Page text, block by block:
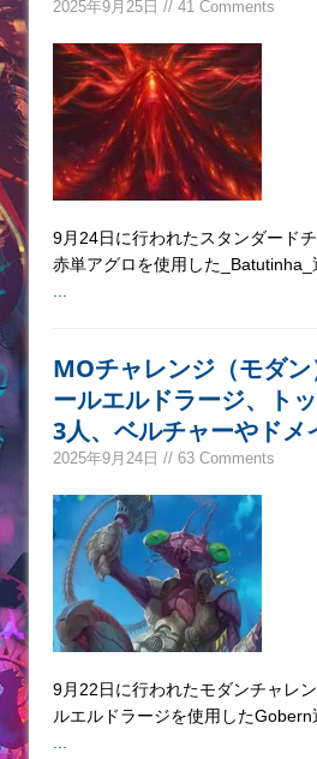
2025年9月25日 // 41 Comments
9月24日に行われたスタンダード
赤単アグロを使用した_Batutinha_
MOチャレンジ（モダ
ールエルドラージ、ト
3人、ベルチャーやドメ
2025年9月24日 // 63 Comments
9月22日に行われたモダンチャレ
ルエルドラージを使用したGobern